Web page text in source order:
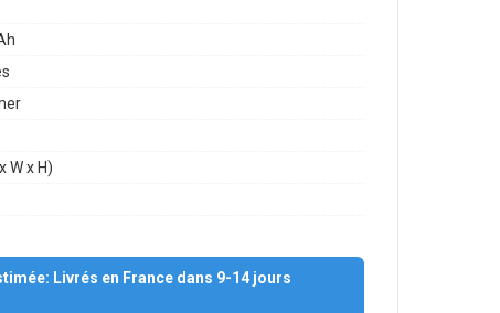
W x H)
Livrés en France dans 9-14 jours